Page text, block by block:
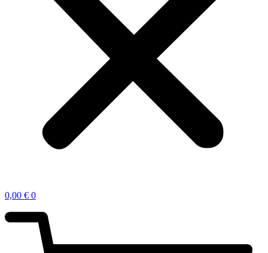
0,00 € 0